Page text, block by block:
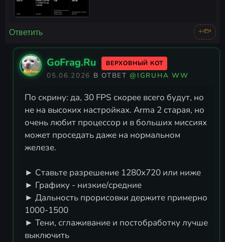
Ответить +🐟
GoFrag.Ru ВЕРХОВНЫЙ КОТ
05.06.2026 В ОТВЕТ@IGRUHA WW
По скрину: да, 30 FPS скорее всего будут, но
не на высоких настройках. Arma 2 старая, но
очень любит процессор и в больших миссиях
может проседать даже на нормальном
железе.
► Ставьте разрешение 1280x720 или ниже
► Графику - низкие/средние
► Дальность прорисовки держите примерно
1000-1500
► Тени, сглаживание и постобработку лучше
выключить